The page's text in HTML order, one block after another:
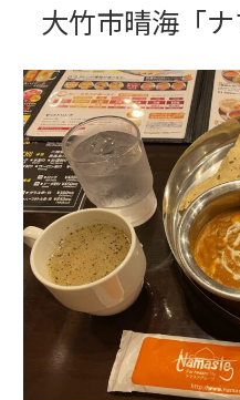
大竹市晴海「